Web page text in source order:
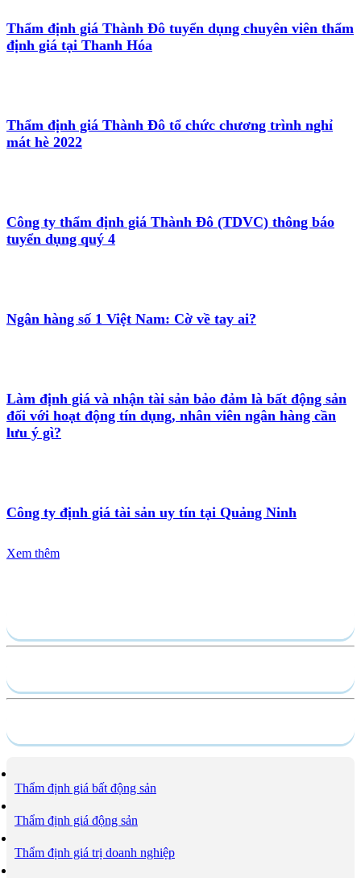
Thẩm định giá Thành Đô tuyển dụng chuyên viên thẩm
định giá tại Thanh Hóa
Thẩm định giá Thành Đô tổ chức chương trình nghỉ
mát hè 2022
Công ty thẩm định giá Thành Đô (TDVC) thông báo
tuyển dụng quý 4
Ngân hàng số 1 Việt Nam: Cờ về tay ai?
Làm định giá và nhận tài sản bảo đảm là bất động sản
đối với hoạt động tín dụng, nhân viên ngân hàng cần
lưu ý gì?
Công ty định giá tài sản uy tín tại Quảng Ninh
Xem thêm
Thẩm định giá bất động sản
Thẩm định giá động sản
Thẩm định giá trị doanh nghiệp